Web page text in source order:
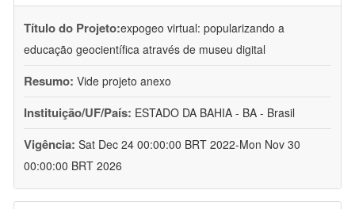
Título do Projeto:expogeo virtual: popularizando a
educação geocientífica através de museu digital
Resumo: Vide projeto anexo
Instituição/UF/País: ESTADO DA BAHIA - BA - Brasil
Vigência: Sat Dec 24 00:00:00 BRT 2022-Mon Nov 30
00:00:00 BRT 2026